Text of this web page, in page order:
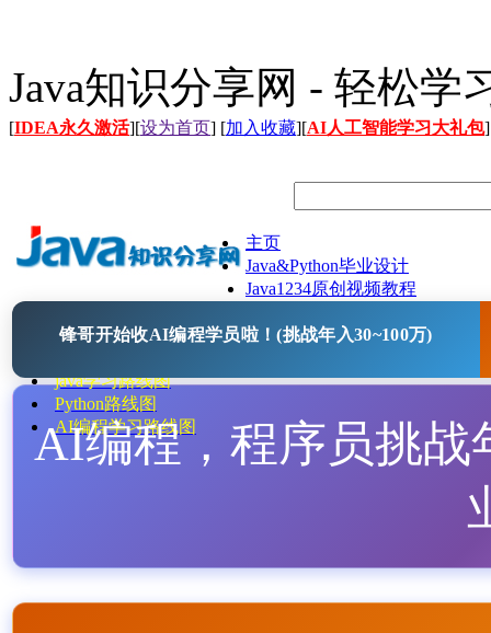
Java知识分享网 - 轻松学
[IDEA永久激活][设为首页] [加入收藏][AI人工智能学习大礼包]
主页
Java&Python毕业设计
Java1234原创视频教程
Java开源项目
java学习路线图
Python路线图
AI编程学习路线图
锋哥开始收AI编程学员啦！(挑战年入30~100万)
AI编程，程序员挑战